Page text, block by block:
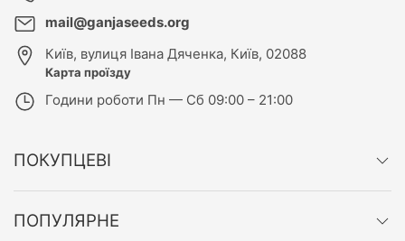
mail@ganjaseeds.org
Київ, вулиця Івана Дяченка, Київ, 02088
Карта проїзду
Години роботи Пн — Сб 09:00 – 21:00
ПОКУПЦЕВІ
ПОПУЛЯРНЕ